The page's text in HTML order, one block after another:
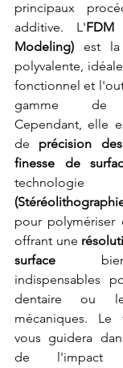
principaux
additive. L'FDM
Modeling) est la
polyvalente,
fonctionnel et
gamme de
Cependant, elle
de précision
finesse de
pour polymériser
offrant une
surface bien
indispensables
dentaire ou
mécaniques. Le
vous guidera
de